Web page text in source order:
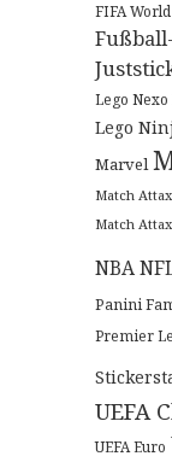
FIFA
Lego
Lego
Marvel
Match
Match
NBA
Panini
Premier
UEFA
UEFA Euro